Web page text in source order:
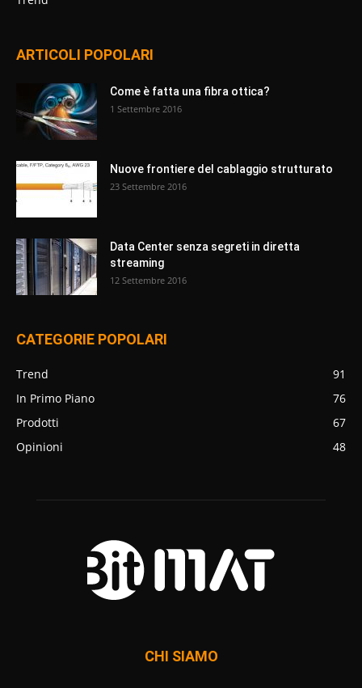
ARTICOLI POPOLARI
Come è fatta una fibra ottica?
1 Settembre 2016
Nuove frontiere del cablaggio strutturato
23 Settembre 2016
Data Center senza segreti in diretta
streaming
12 Settembre 2016
CATEGORIE POPOLARI
Trend
91
In Primo Piano
76
Prodotti
67
Opinioni
48
CHI SIAMO